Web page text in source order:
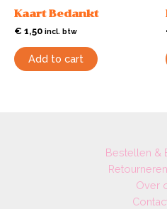
Kaart Bedankt
€ 1,50 incl. btw
Add to cart
Bestellen &
Over